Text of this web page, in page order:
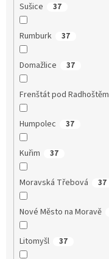
Sušice 37
Rumburk 37
Domažlice 37
Frenštát pod Radhoštěm
Humpolec 37
Kuřim 37
Moravská Třebová 37
Nové Město na Moravě
Litomyšl 37